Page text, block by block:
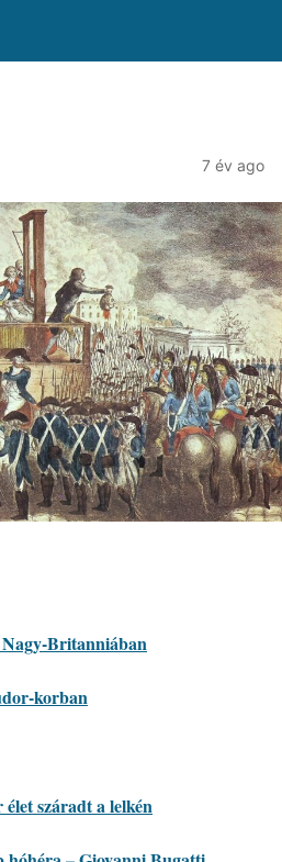
7 év ago
Britanniában
korban
száradt a lelkén